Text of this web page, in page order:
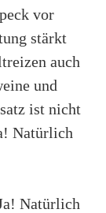
vor
stärkt
auch
und
ist nicht
Natürlich
Natürlich